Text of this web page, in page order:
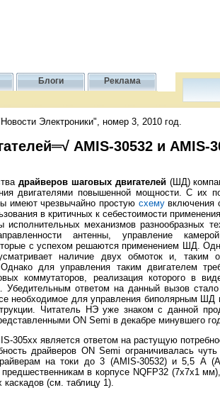
Блоги Реклама
Электроники", номер 3, 2010 год.
AMIS-30532 и AMIS-
драйверов шаговых двигателей(ШД)
двигателями повышенной мощности. С их
имеют чрезвычайно простую схемувключения
в критичных к себестоимости
механизмов разнообразных
антенны, управление
с успехом решаются применением ШД.
наличие двух обмоток и, таким
для управления таким двигателем
коммутаторов, реализация которого в
Убедительным ответом на данный вызов
необходимое для управления биполярным
Читатель НЭ уже знаком с данной
ON Semi в декабре минувшего
305xx является ответом на растущую
драйверов ON Semi ограничивалась
на токи до 3 (AMIS-30532) и 5,5 А
в корпусе NQFP32 (7х7х1
каскадов (см. таблицу 1).